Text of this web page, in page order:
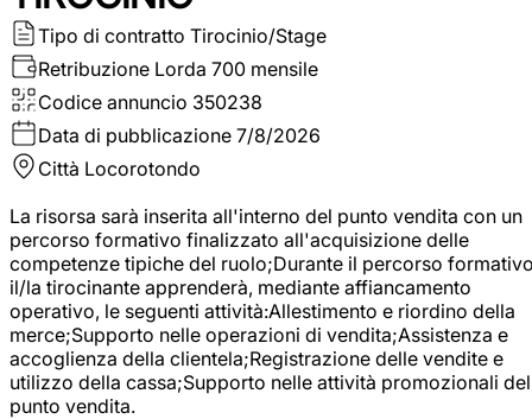
Tipo di contratto Tirocinio/Stage
Retribuzione Lorda 700 mensile
Codice annuncio 350238
Data di pubblicazione 7/8/2026
Città Locorotondo
La risorsa sarà inserita all'interno del punto vendita con un
percorso formativo finalizzato all'acquisizione delle
competenze tipiche del ruolo;Durante il percorso
il/la tirocinante apprenderà, mediante affiancamento
operativo, le seguenti attività:Allestimento e riordino della
merce;Supporto nelle operazioni di vendita;Assistenza e
accoglienza della clientela;Registrazione delle vendite e
utilizzo della cassa;Supporto nelle attività promozionali del
punto vendita.